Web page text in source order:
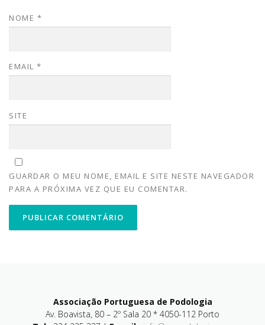
NOME *
EMAIL *
SITE
GUARDAR O MEU NOME, EMAIL E SITE NESTE NAVEGADOR
PARA A PRÓXIMA VEZ QUE EU COMENTAR.
Associação Portuguesa de Podologia
Av. Boavista, 80 – 2º Sala 20 * 4050-112 Porto